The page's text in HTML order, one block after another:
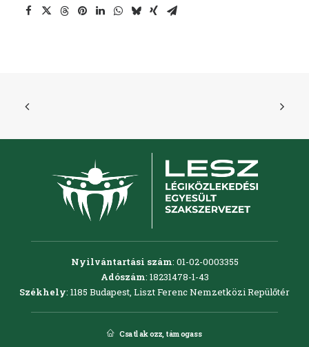
Nyilvántartási szám: 01-02-0003355
Adószám: 18231478-1-43
Székhely: 1185 Budapest, Liszt Ferenc Nemzetközi Repülőtér
Csatlakozz, támogass